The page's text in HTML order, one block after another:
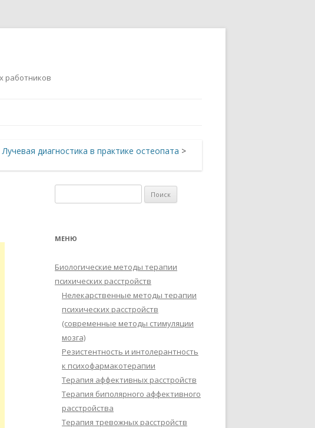
работников
Лучевая диагностика в практике остеопата >
МЕНЮ
Биологические методы терапии
психических расстройств
Нелекарственные методы терапии
психических расстройств
(современные методы стимуляции
мозга)
Резистентность и интолерантность
к психофармакотерапии
Терапия аффективных расстройств
Терапия биполярного аффективного
расстройства
Терапия тревожных расстройств